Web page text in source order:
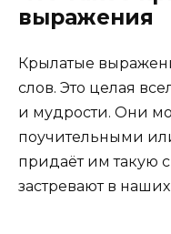
выражения
Крылатые
слов. Это целая
и мудрости. Они
поучительными
придаёт им такую
застревают в